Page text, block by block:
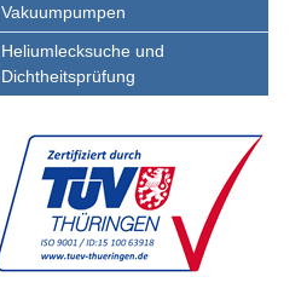
Vakuumpumpen
Heliumlecksuche und
Dichtheitsprüfung